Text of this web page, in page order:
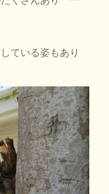
ている姿もあり